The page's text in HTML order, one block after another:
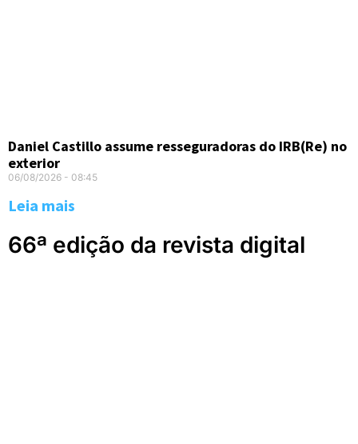
Daniel Castillo assume resseguradoras do IRB(Re) no
exterior
06/08/2026 08:45
Leia mais
66ª edição da revista digital